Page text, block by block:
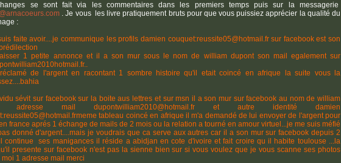
se sont fait via les commentaires dans les premiers temps puis sur la messagerie
. Je vous les livre pratiquement bruts pour que vous puissiez apprécier la qualité du
:
faite avoir....je communique les profils damien couquet:reussite05@hotmail.fr sur facebook est son
1 petite annonce et il a son mur sous le nom de william dupont son mail egalement sur
de l'argent en racontant 1 sombre histoire qu'il etait coincé en afrique la suite vous la
sévit sur facebook sur la boite aus lettres et sur msn il a son mur sur facebook au nom de william
adresse mail dupontwilliam2010@hotmail.fr et autre identité damien
tableau coincé en afrique il m'a demandé de lui envoyer de l'argent pour
france aprés 1 échange de mails de 2 mois ou la relation a tourné en amour virtuel...je me suis méfié
donné d'argent....mais je voudrais que ca serve aux autres car il a son mur sur facebook depuis 2
continue ses manigances il réside a abidjan en cote d'ivoire et fait croire qu il habite toulouse ...la
presente sur facebook n'est pas la sienne bien sur si vous voulez que je vous scanne ses photos
1 adresse mail merci